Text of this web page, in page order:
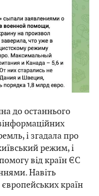
до останнього
і згадала про
режим, і
від країн ЄС
Навіть
країн